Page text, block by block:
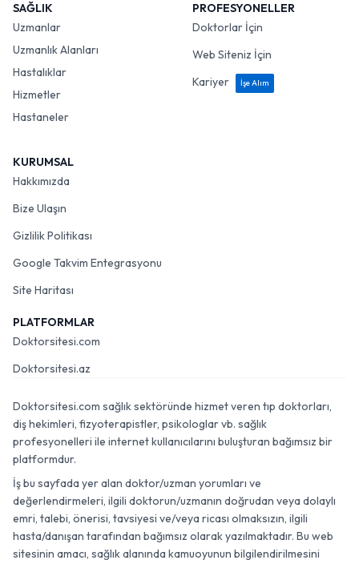
SAĞLIK
Uzmanlar
Uzmanlık Alanları
Hastalıklar
Hizmetler
Hastaneler
PROFESYONELLER
Doktorlar İçin
Web Siteniz İçin
Kariyer
İşe Alım
KURUMSAL
Hakkımızda
Bize Ulaşın
Gizlilik Politikası
Google Takvim Entegrasyonu
Site Haritası
PLATFORMLAR
Doktorsitesi.com
Doktorsitesi.az
Doktorsitesi.com sağlık sektöründe hizmet veren tıp doktorları,
diş hekimleri, fizyoterapistler, psikologlar vb. sağlık
profesyonelleri ile internet kullanıcılarını buluşturan bağımsız bir
platformdur.
İş bu sayfada yer alan doktor/uzman yorumları ve
değerlendirmeleri, ilgili doktorun/uzmanın doğrudan veya dolaylı
emri, talebi, önerisi, tavsiyesi ve/veya ricası olmaksızın, ilgili
hasta/danışan tarafından bağımsız olarak yazılmaktadır. Bu web
sitesinin amacı, sağlık alanında kamuoyunun bilgilendirilmesini